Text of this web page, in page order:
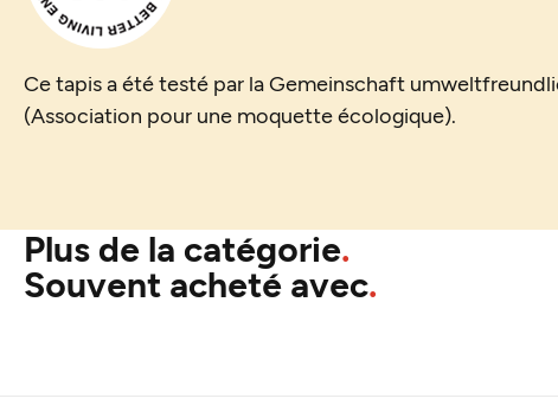
Ce tapis a été testé par la Gemeinschaft
(Association pour une moquette écologique).
Plus de la catégorie
Souvent acheté avec